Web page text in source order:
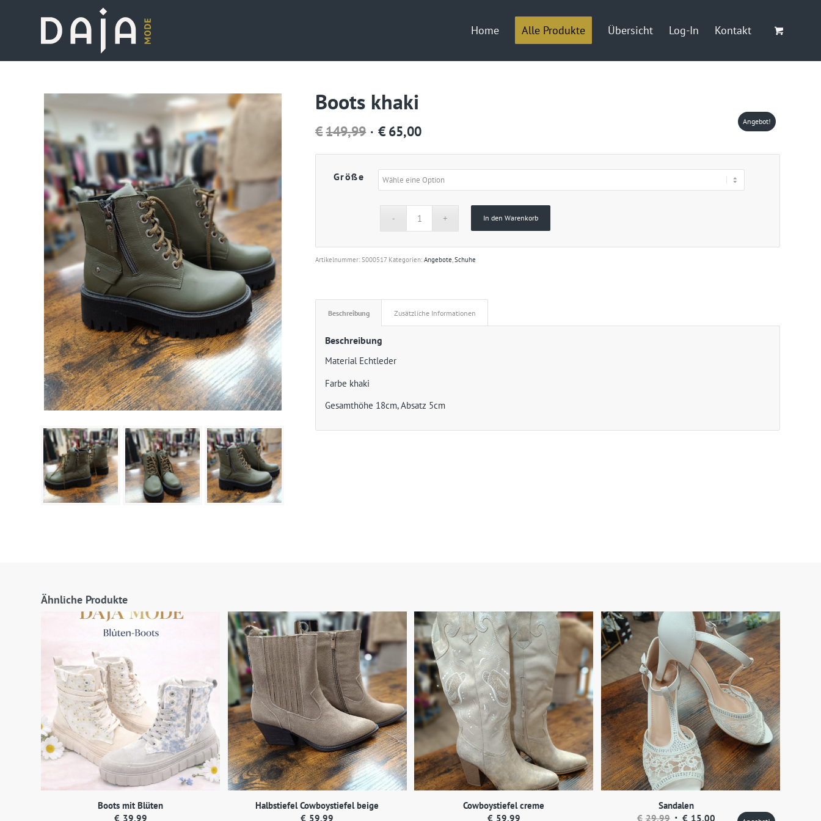
Home Alle Produkte Übersicht Log-In Kontakt
Angebot!
Boots khaki
€149,99 Ursprünglicher
Preis
war:
€149,99
€ 65,00Aktueller
Preis
ist:
€65,00.
Größe
In den Warenkorb
Artikelnummer:S000517 Kategorien:Angebote,Schuhe
Beschreibung Zusätzliche Informationen
Beschreibung
Material Echtleder
Farbe khaki
Gesamthöhe 18cm, Absatz 5cm
Ähnliche Produkte
Boots mit Blüten
€ 39,99
Halbstiefel Cowboystiefel beige
€ 59,99
Cowboystiefel creme
€ 59,99
Sandalen
€ 29,99 Ursprünglicher
€ 15,00Aktueller